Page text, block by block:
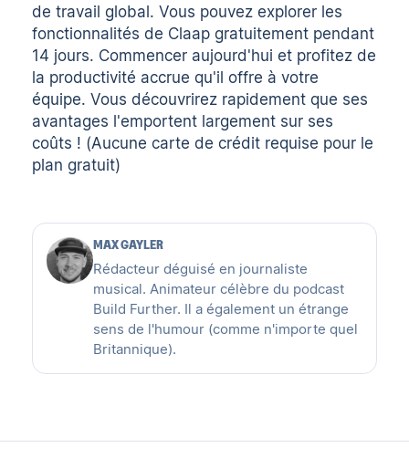
de travail global. Vous pouvez explorer les
fonctionnalités de Claap gratuitement pendant
14 jours. Commencer aujourd'hui et profitez de
la productivité accrue qu'il offre à votre
équipe. Vous découvrirez rapidement que ses
avantages l'emportent largement sur ses
coûts ! (Aucune carte de crédit requise pour le
plan gratuit)
MAX GAYLER
Rédacteur déguisé en journaliste
musical. Animateur célèbre du podcast
Build Further. Il a également un étrange
sens de l'humour (comme n'importe quel
Britannique).